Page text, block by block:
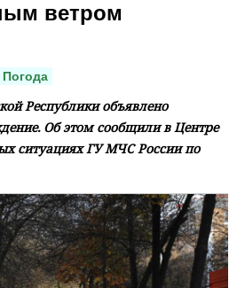
ветром
Погода
Республики объявлено
Об этом сообщили в Центре
ситуациях ГУ МЧС России по